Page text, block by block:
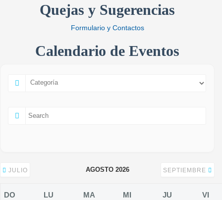
Quejas y Sugerencias
Formulario y Contactos
Calendario de Eventos
JULIO AGOSTO 2026 SEPTIEMBRE
DO LU MA MI JU VI